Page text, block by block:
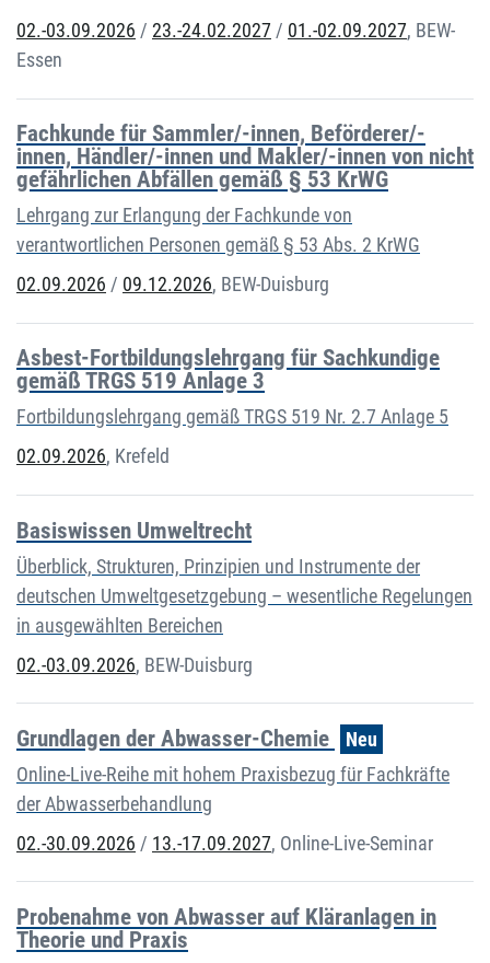
02.-03.09.2026 / 23.-24.02.2027 / 01.-02.09.2027, BEW-
Essen
Fachkunde für Sammler/-innen, Beförderer/-
innen, Händler/-innen und Makler/-innen von nicht
gefährlichen Abfällen gemäß § 53 KrWG
Lehrgang zur Erlangung der Fachkunde von
verantwortlichen Personen gemäß § 53 Abs. 2 KrWG
02.09.2026 / 09.12.2026, BEW-Duisburg
Asbest-Fortbildungslehrgang für Sachkundige
gemäß TRGS 519 Anlage 3
Fortbildungslehrgang gemäß TRGS 519 Nr. 2.7 Anlage 5
02.09.2026, Krefeld
Basiswissen Umweltrecht
Überblick, Strukturen, Prinzipien und Instrumente der
deutschen Umweltgesetzgebung – wesentliche Regelungen
in ausgewählten Bereichen
02.-03.09.2026, BEW-Duisburg
Grundlagen der Abwasser-Chemie
Neu
Online-Live-Reihe mit hohem Praxisbezug für Fachkräfte
der Abwasserbehandlung
02.-30.09.2026 / 13.-17.09.2027, Online-Live-Seminar
Probenahme von Abwasser auf Kläranlagen in
Theorie und Praxis